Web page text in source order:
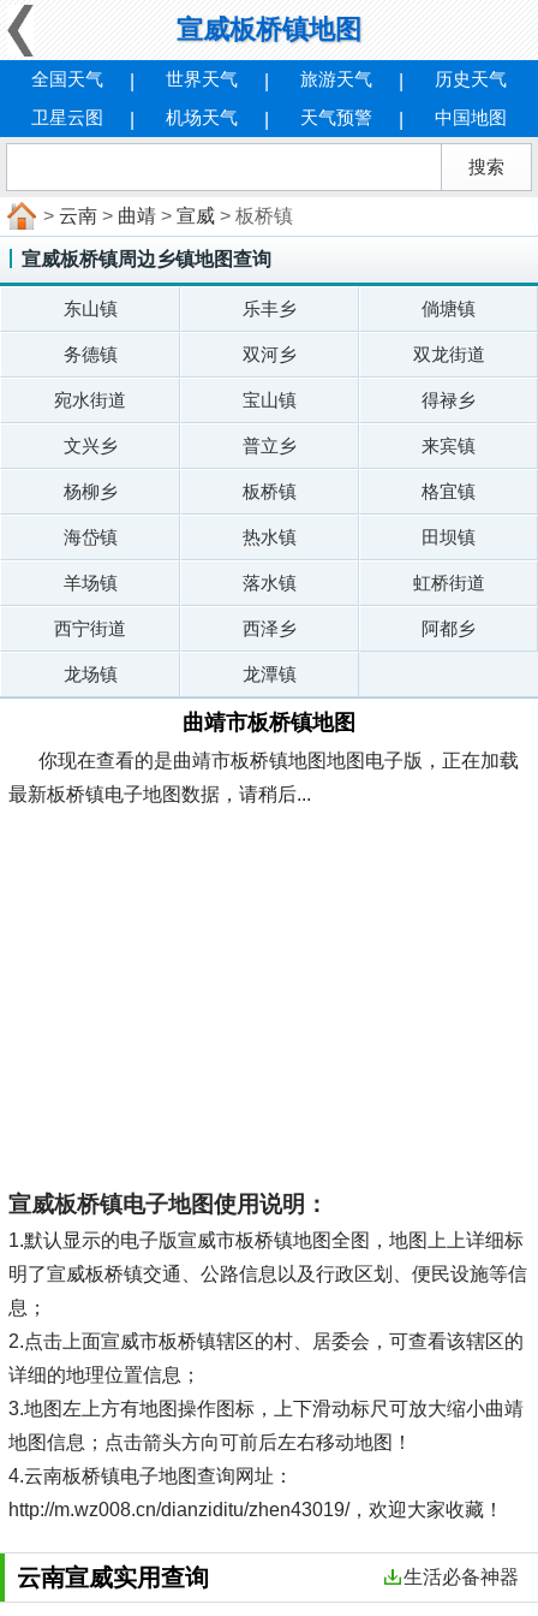
宣威板桥镇地图
全国天气 世界天气 旅游天气
历史天气
卫星云图
机场天气 天气预警 中国地图
> 云南 > 曲靖 > 宣威 > 板桥镇
宣威板桥镇周边乡镇地图查询
东山镇 乐丰乡 倘塘镇
务德镇 双河乡 双龙街道
宛水街道 宝山镇 得禄乡
文兴乡 普立乡 来宾镇
杨柳乡 板桥镇 格宜镇
海岱镇 热水镇 田坝镇
羊场镇 落水镇 虹桥街道
西宁街道 西泽乡 阿都乡
龙场镇 龙潭镇
曲靖市板桥镇地图
你现在查看的是曲靖市板桥镇地图地图电子版，正在加载
最新板桥镇电子地图数据，请稍后...
宣威板桥镇电子地图使用说明：
1.默认显示的电子版宣威市板桥镇地图全图，地图上上详细标
明了宣威板桥镇交通、公路信息以及行政区划、便民设施等信
息；
2.点击上面宣威市板桥镇辖区的村、居委会，可查看该辖区的
详细的地理位置信息；
3.地图左上方有地图操作图标，上下滑动标尺可放大缩小曲靖
地图信息；点击箭头方向可前后左右移动地图！
4.云南板桥镇电子地图查询网址：
http://m.wz008.cn/dianziditu/zhen43019/，欢迎大家收藏！
云南宣威实用查询 生活必备神器